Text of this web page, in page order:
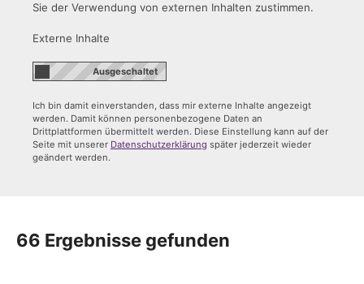
Sie der Verwendung von externen Inhalten zustimmen.
Externe Inhalte
Ich bin damit einverstanden, dass mir externe Inhalte angezeigt
werden. Damit können personenbezogene Daten an
Drittplattformen übermittelt werden. Diese Einstellung kann auf der
Seite mit unserer Datenschutzerklärung später jederzeit wieder
geändert werden.
66 Ergebnisse gefunden